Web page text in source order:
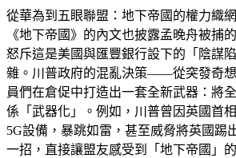
從華為到五眼聯盟：地下帝國的權力織網
《地下帝國》的內文也披露孟晚舟被捕
怒斥這是美國與匯豐銀行設下的「陰謀
雜。川普政府的混亂決策——從突發奇
員們在倉促中打造出一套全新武器：將
係「武器化」。例如，川普曾因英國首
5G設備，暴跳如雷，甚至威脅將英國踢